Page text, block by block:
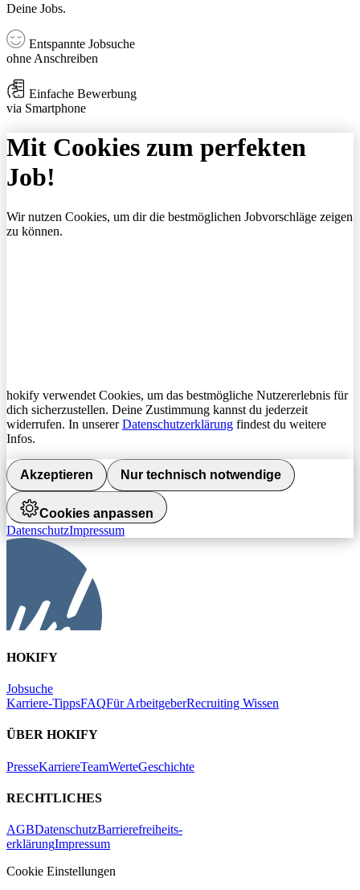
Deine Jobs.
Entspannte Jobsuche
ohne Anschreiben
Einfache Bewerbung
via Smartphone
Mit Cookies zum perfekten
Job!
Wir nutzen Cookies, um dir die bestmöglichen Jobvorschläge zeigen
zu können.
hokify verwendet Cookies, um das bestmögliche Nutzererlebnis für
dich sicherzustellen. Deine Zustimmung kannst du jederzeit
widerrufen. In unsererDatenschutzerklärung findest du weitere
Infos.
Akzeptieren Nur technisch notwendige
Cookies anpassen
DatenschutzImpressum
HOKIFY
Jobsuche
Karriere-TippsFAQFür ArbeitgeberRecruiting Wissen
ÜBER HOKIFY
PresseKarriereTeamWerteGeschichte
RECHTLICHES
AGBDatenschutzBarrierefreiheits-
erklärungImpressum
Cookie Einstellungen